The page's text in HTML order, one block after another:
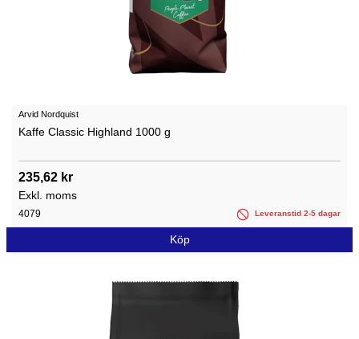
Arvid Nordquist
Kaffe Classic Highland 1000 g
235,62 kr
Exkl. moms
4079 Leveranstid 2-5 dagar
Köp